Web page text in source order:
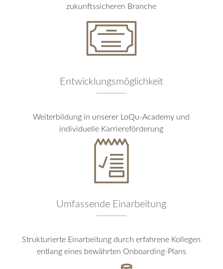
zukunftssicheren Branche
Entwicklungsmöglichkeit
────
Weiterbildung in unserer LoQu-Academy und
individuelle Karriereförderung
Umfassende Einarbeitung
────
Strukturierte Einarbeitung durch erfahrene Kollegen
entlang eines bewährten Onboarding-Plans